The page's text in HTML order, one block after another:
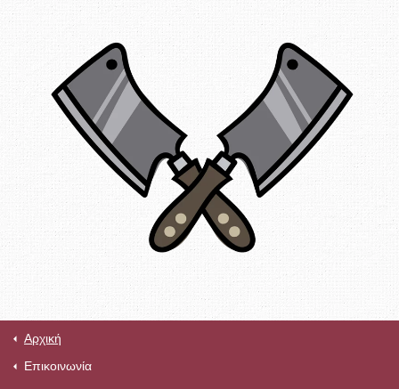
Αρχική
Επικοινωνία